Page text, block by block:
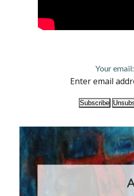
Your email: